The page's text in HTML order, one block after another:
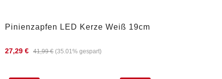
Pinienzapfen LED Kerze Weiß 19cm
27,29 € 41,99 € (35.01% gespart)